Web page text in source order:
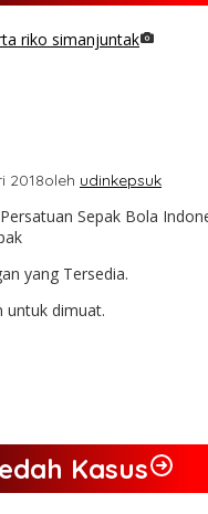
2018oleh udinkepsuk
Sepak Bola
yang Tersedia.
untuk dimuat.
Kasus